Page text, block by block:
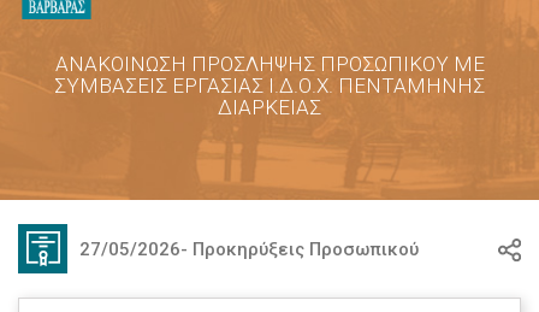
ΑΝΑΚΟΙΝΩΣΗ ΠΡΟΣΛΗΨΗΣ ΠΡΟΣΩΠΙΚΟΥ ΜΕ
ΣΥΜΒΑΣΕΙΣ ΕΡΓΑΣΙΑΣ Ι.Δ.Ο.Χ. ΠΕΝΤΑΜΗΝΗΣ
ΔΙΑΡΚΕΙΑΣ
27/05/2026- Προκηρύξεις Προσωπικού